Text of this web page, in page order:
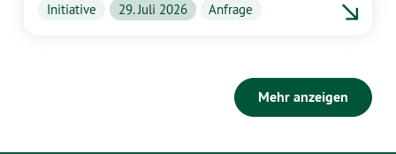
Initiative 29. Juli 2026 Anfrage
Mehr anzeigen